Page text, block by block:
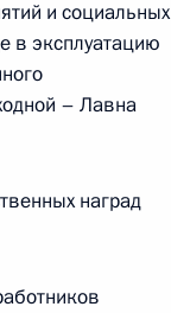
и социальных
в эксплуатацию
– Лавна
наград